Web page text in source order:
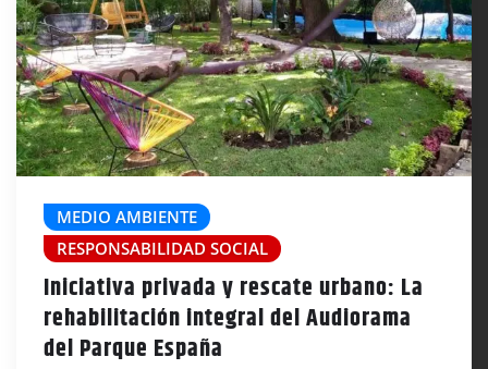
MEDIO AMBIENTE
RESPONSABILIDAD SOCIAL
Iniciativa privada y rescate urbano: La
rehabilitación integral del Audiorama
del Parque España